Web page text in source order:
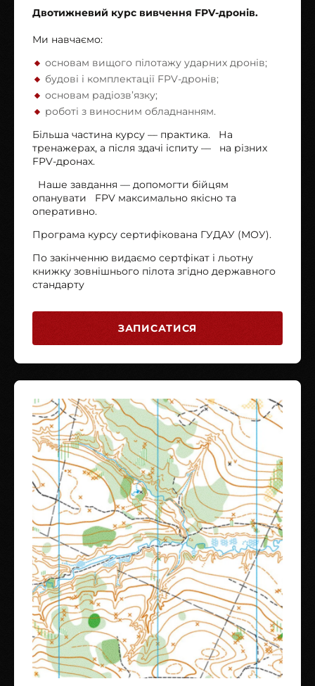
Двотижневий курс вивчення FPV-дронів.
Ми навчаємо:
основам вищого пілотажу ударних дронів;
будові і комплектації FPV-дронів;
основам радіозв’язку;
роботі з виносним обладнанням.
Більша частина курсу — практика. На
тренажерах, а після здачі іспиту — на різних
FPV-дронах.
Наше завдання — допомогти бійцям
опанувати FPV максимально якісно та
оперативно.
Програма курсу сертифікована ГУДАУ (МОУ).
По закінченню видаємо сертфікат і льотну
книжку зовнішнього пілота згідно державного
стандарту
ЗАПИСАТИСЯ